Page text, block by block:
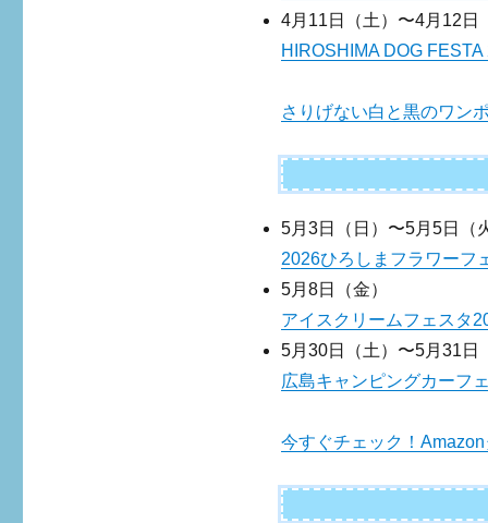
4月11日（土）〜4月12日
HIROSHIMA DOG FESTA
さりげない白と黒のワン
5月3日（日）〜5月5日（
2026ひろしまフラワーフ
5月8日（金）
アイスクリームフェスタ
5月30日（土）〜5月31日
広島キャンピングカーフ
今すぐチェック！